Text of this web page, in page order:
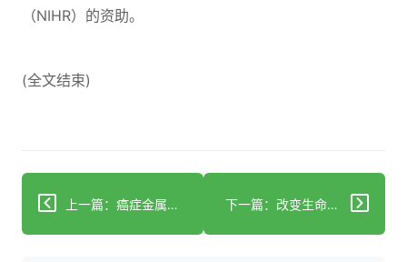
（NIHR）的资助。
(全文结束)
上一篇：癌症金属药物开发的新兴趋势：化学、生物学与人工智能的融合 下一篇：改变生命的药物：为失去母亲、阿姨和叔叔的青少年带来新希望